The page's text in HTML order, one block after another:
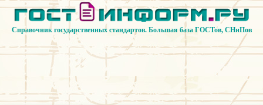
Справочник государственных стандартов. Большая база ГОСТов, СНиПов